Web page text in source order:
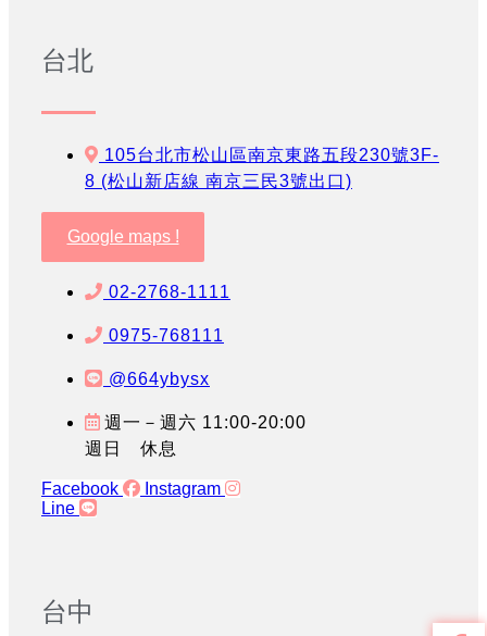
台北
105台北市松山區南京東路五段230號3F-
8 (松山新店線 南京三民3號出口)
Google maps !
02-2768-1111
0975-768111
@664ybysx
週一－週六 11:00-20:00
週日 休息
Facebook
Instagram
Line
台中